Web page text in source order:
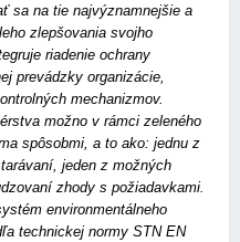
sa na tie najvýznamnejšie a
zlepšovania svojho
riadenie ochrany
prevádzky organizácie,
mechanizmov.
možno v rámci zeleného
spôsobmi, a to ako: jednu z
jeden z možných
zhody s požiadavkami.
environmentálneho
technickej normy STN EN